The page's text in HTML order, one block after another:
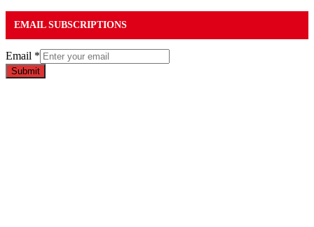
EMAIL SUBSCRIPTIONS
Email *
Submit